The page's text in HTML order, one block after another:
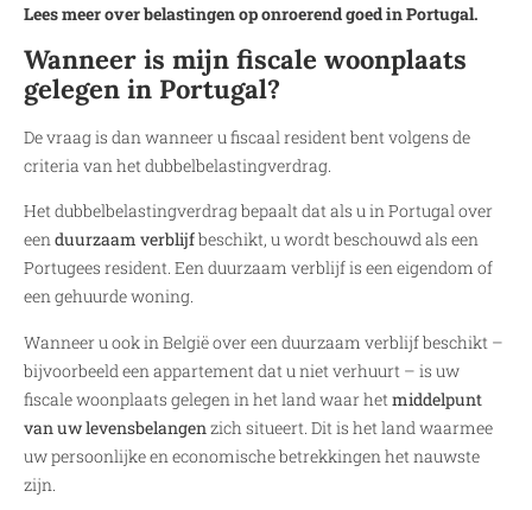
Lees meer over belastingen op onroerend goed in Portugal.
Wanneer is mijn fiscale woonplaats
gelegen in Portugal?
De vraag is dan wanneer u fiscaal resident bent volgens de
criteria van het dubbelbelastingverdrag.
Het dubbelbelastingverdrag bepaalt dat als u in Portugal over
eenduurzaam verblijfbeschikt, u wordt beschouwd als een
Portugees resident. Een duurzaam verblijf is een eigendom of
een gehuurde woning.
Wanneer u ook in België over een duurzaam verblijf beschikt –
bijvoorbeeld een appartement dat u niet verhuurt – is uw
fiscale woonplaats gelegen in het land waar hetmiddelpunt
van uw levensbelangenzich situeert. Dit is het land waarmee
uw persoonlijke en economische betrekkingen het nauwste
zijn.